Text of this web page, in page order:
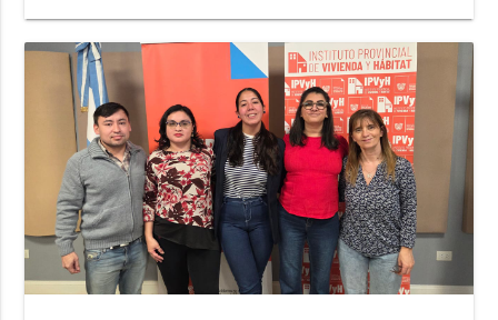
salud y seguridad impulsada por el gobernador Gustavo
Melella.